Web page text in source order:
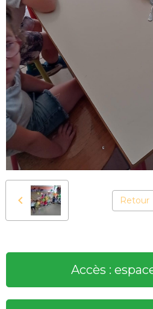
Retour
Accès :